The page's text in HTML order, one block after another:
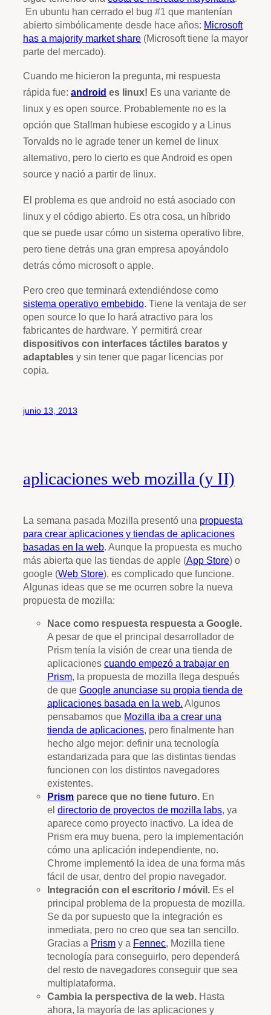
En ubuntu han cerrado el bug #1 que mantenían
abierto simbólicamente desde hace años: Microsoft
has a majority market share (Microsoft tiene la mayor
parte del mercado).
Cuando me hicieron la pregunta, mi respuesta
rápida fue: android es linux! Es una variante de
linux y es open source. Probablemente no es la
opción que Stallman hubiese escogido y a Linus
Torvalds no le agrade tener un kernel de linux
alternativo, pero lo cierto es que Android es open
source y nació a partir de linux.
El problema es que android no está asociado con
linux y el código abierto. Es otra cosa, un híbrido
que se puede usar cómo un sistema operativo libre,
pero tiene detrás una gran empresa apoyándolo
detrás cómo microsoft o apple.
Pero creo que terminará extendiéndose como
sistema operativo embebido. Tiene la ventaja de ser
open source lo que lo hará atractivo para los
fabricantes de hardware. Y permitirá crear
dispositivos con interfaces táctiles baratos y
adaptables y sin tener que pagar licencias por
copia.
junio 13, 2013
aplicaciones web mozilla (y II)
La semana pasada Mozilla presentó una propuesta
para crear aplicaciones y tiendas de aplicaciones
basadas en la web. Aunque la propuesta es mucho
más abierta que las tiendas de apple (App Store) o
google (Web Store), es complicado que funcione.
Algunas ideas que se me ocurren sobre la nueva
propuesta de mozilla:
Nace como respuesta respuesta a Google.
A pesar de que el principal desarrollador de
Prism tenía la visión de crear una tienda de
aplicaciones cuando empezó a trabajar en
Prism, la propuesta de mozilla llega después
de que Google anunciase su propia tienda de
aplicaciones basada en la web. Algunos
pensabamos que Mozilla iba a crear una
tienda de aplicaciones, pero finalmente han
hecho algo mejor: definir una tecnología
estandarizada para que las distintas tiendas
funcionen con los distintos navegadores
existentes.
Prism parece que no tiene futuro. En
el directorio de proyectos de mozilla labs, ya
aparece como proyecto inactivo. La idea de
Prism era muy buena, pero la implementación
cómo una aplicación independiente, no.
Chrome implementó la idea de una forma más
fácil de usar, dentro del propio navegador.
Integración con el escritorio / móvil. Es el
principal problema de la propuesta de mozilla.
Se da por supuesto que la integración es
inmediata, pero no creo que sea tan sencillo.
Gracias a Prism y a Fennec, Mozilla tiene
tecnología para conseguirlo, pero dependerá
del resto de navegadores conseguir que sea
multiplataforma.
Cambia la perspectiva de la web. Hasta
ahora, la mayoría de las aplicaciones y